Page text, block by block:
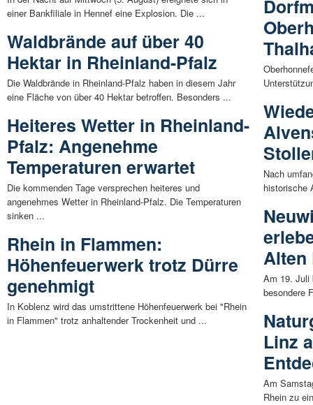
einer Bankfiliale in Hennef eine Explosion. Die ...
Waldbrände auf über 40
Hektar in Rheinland-Pfalz
Die Waldbrände in Rheinland-Pfalz haben in diesem Jahr
eine Fläche von über 40 Hektar betroffen. Besonders ...
Heiteres Wetter in Rheinland-
Pfalz: Angenehme
Temperaturen erwartet
Die kommenden Tage versprechen heiteres und
angenehmes Wetter in Rheinland-Pfalz. Die Temperaturen
sinken ...
Rhein in Flammen:
Höhenfeuerwerk trotz Dürre
genehmigt
In Koblenz wird das umstrittene Höhenfeuerwerk bei "Rhein
in Flammen" trotz anhaltender Trockenheit und ...
Nach
historische
Alten
Am 19. Juli
besondere
Linz
Am
Rhein zu